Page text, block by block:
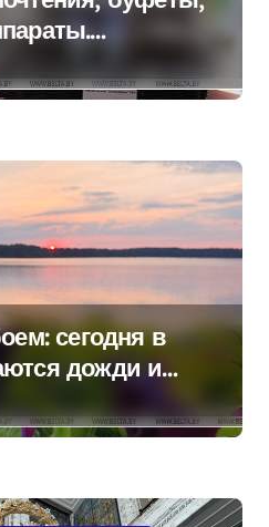
изменениях в
сегодня в
дожди и